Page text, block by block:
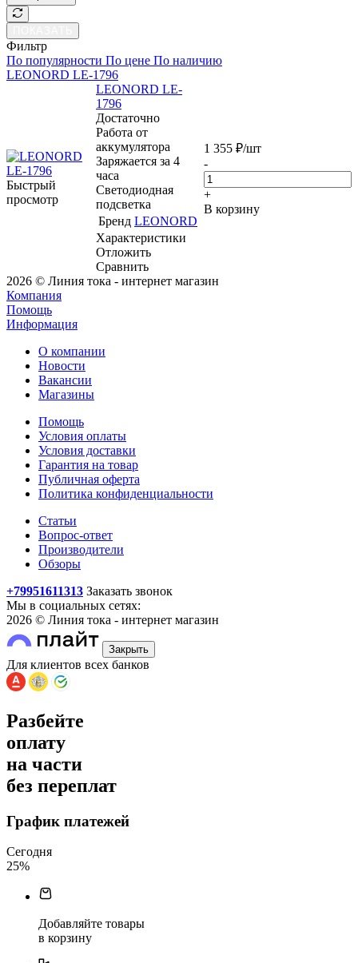
Фильтр
По популярности По цене По наличию
LEONORD LE-1796
Быстрый
просмотр
LEONORD LE-
1796
Достаточно
Работа от
аккумулятора
Заряжается за 4
часа
Светодиодная
подсветка
Бренд LEONORD
Характеристики
Отложить
Сравнить
1 355 ₽/шт
-
+
В корзину
2026 © Линия тока - интернет магазин
Компания
Помощь
Информация
О компании
Новости
Вакансии
Магазины
Помощь
Условия оплаты
Условия доставки
Гарантия на товар
Публичная оферта
Политика конфиденциальности
Статьи
Вопрос-ответ
Производители
Обзоры
+79951611313 Заказать звонок
Мы в социальных сетях:
2026 © Линия тока - интернет магазин
Закрыть
Для клиентов всех банков
Разбейте
оплату
на части
без переплат
График платежей
Сегодня
25%
Добавляйте товары
в корзину